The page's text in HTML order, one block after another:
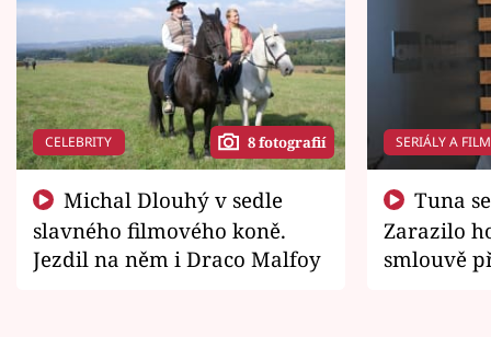
CELEBRITY 8 fotografií
slavného filmového koně.
Jezdil na něm i Draco Malfoy
SERIÁLY A
Zarazilo
smlouvě